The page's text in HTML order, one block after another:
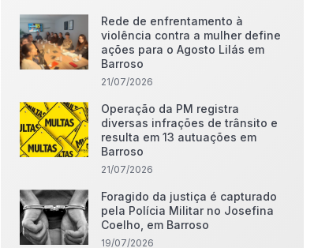
Rede de enfrentamento à
violência contra a mulher define
ações para o Agosto Lilás em
Barroso
21/07/2026
Operação da PM registra
diversas infrações de trânsito e
resulta em 13 autuações em
Barroso
21/07/2026
Foragido da justiça é capturado
pela Polícia Militar no Josefina
Coelho, em Barroso
19/07/2026